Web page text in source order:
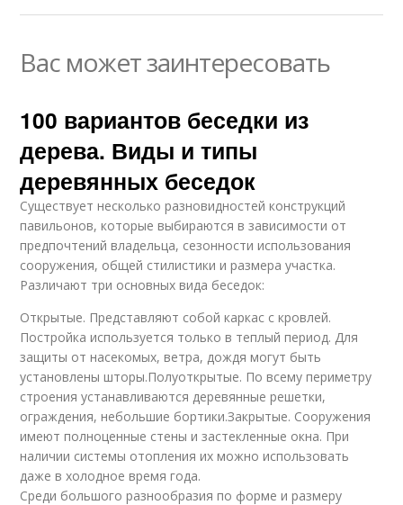
Вас может заинтересовать
100 вариантов беседки из
дерева. Виды и типы
деревянных беседок
Существует несколько разновидностей конструкций
павильонов, которые выбираются в зависимости от
предпочтений владельца, сезонности использования
сооружения, общей стилистики и размера участка.
Различают три основных вида беседок:
Открытые. Представляют собой каркас с кровлей.
Постройка используется только в теплый период. Для
защиты от насекомых, ветра, дождя могут быть
установлены шторы.Полуоткрытые. По всему периметру
строения устанавливаются деревянные решетки,
ограждения, небольшие бортики.Закрытые. Сооружения
имеют полноценные стены и застекленные окна. При
наличии системы отопления их можно использовать
даже в холодное время года.
Среди большого разнообразия по форме и размеру